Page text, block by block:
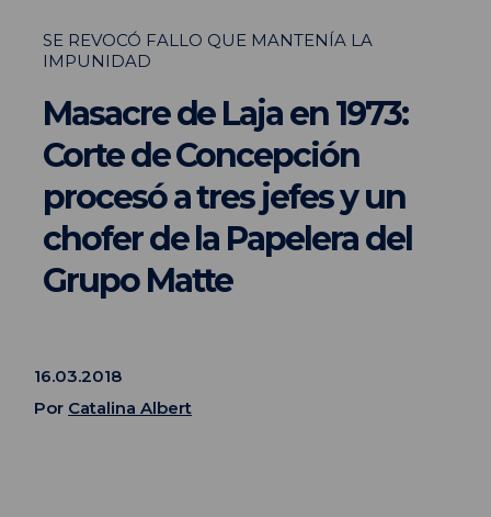
SE REVOCÓ FALLO QUE MANTENÍA LA
IMPUNIDAD
Masacre de Laja en 1973:
Corte de Concepción
procesó a tres jefes y un
chofer de la Papelera del
Grupo Matte
16.03.2018
Por Catalina Albert